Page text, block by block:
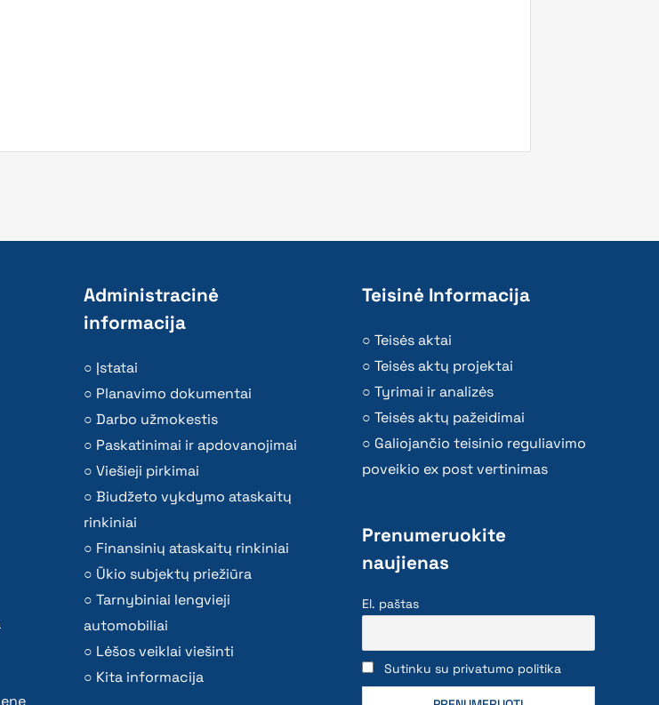
Administracinė
informacija
Įstatai
Planavimo dokumentai
Darbo užmokestis
Paskatinimai ir apdovanojimai
Viešieji pirkimai
Biudžeto vykdymo ataskaitų
rinkiniai
Finansinių ataskaitų rinkiniai
Ūkio subjektų priežiūra
Tarnybiniai lengvieji
automobiliai
Lėšos veiklai viešinti
Kita informacija
Teisinė Informacija
Teisės aktai
Teisės aktų projektai
Tyrimai ir analizės
Teisės aktų pažeidimai
Galiojančio teisinio reguliavimo
poveikio ex post vertinimas
Prenumeruokite
naujienas
El. paštas
Sutinku su privatumo politika